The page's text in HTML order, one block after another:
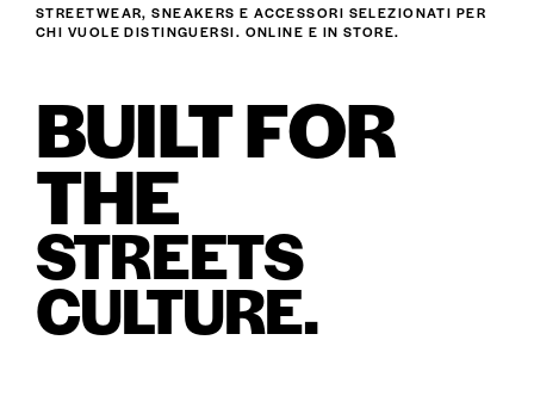
STREETWEAR, SNEAKERS E ACCESSORI SELEZIONATI PER
CHI VUOLE DISTINGUERSI. ONLINE E IN STORE.
BUILT FOR
THE
STREETS
CULTURE.